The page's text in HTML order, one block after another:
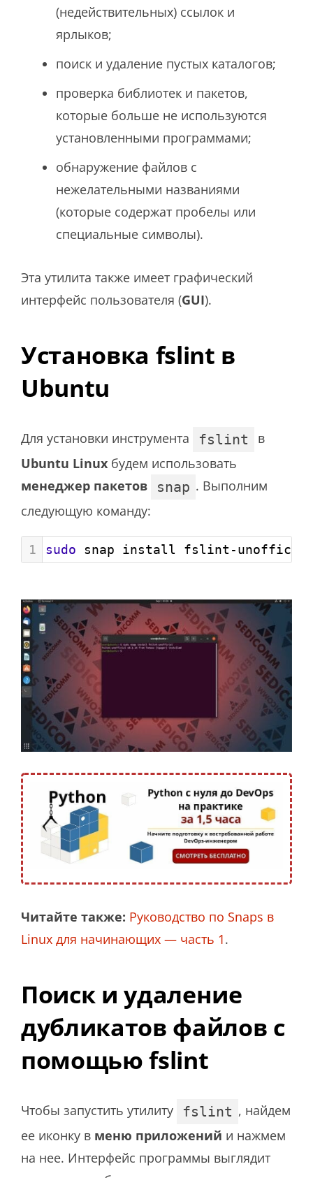
(недействительных) ссылок и
ярлыков;
поиск и удаление пустых каталогов;
проверка библиотек и пакетов,
которые больше не используются
установленными программами;
обнаружение файлов с
нежелательными названиями
(которые содержат пробелы или
специальные символы).
Эта утилита также имеет графический
интерфейс пользователя (GUI).
Установка fslint в
Ubuntu
Для установки инструмента fslint
в
Ubuntu Linux будем использовать
менеджер пакетов
snap . Выполним
следующую команду:
1 sudo snap install fslint-
Читайте также: Руководство по Snaps в
Linux для начинающих — часть 1.
Поиск и удаление
дубликатов файлов с
помощью fslint
Чтобы запустить утилиту fslint , найдем
ее иконку в меню приложений и нажмем
на нее. Интерфейс программы выглядит